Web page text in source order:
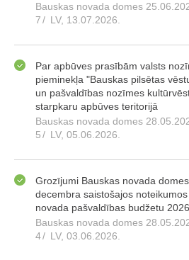
Bauskas novada domes
7/ LV, 13.07.2026.
Par apbūves prasībām valsts
pieminekļa "Bauskas pilsētas
un pašvaldības nozīmes
starpkaru apbūves teritorijā
Bauskas novada domes
5/ LV, 05.06.2026.
Grozījumi Bauskas novada
decembra saistošajos
novada pašvaldības budžetu
Bauskas novada domes
4/ LV, 03.06.2026.